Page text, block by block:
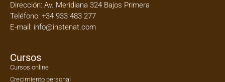
Dirección: Av. Meridiana 324 Bajos Primera
Teléfono: +34 933 483 277
E-mail: info@instenat.com
Cursos
Cursos online
Crecimiento personal